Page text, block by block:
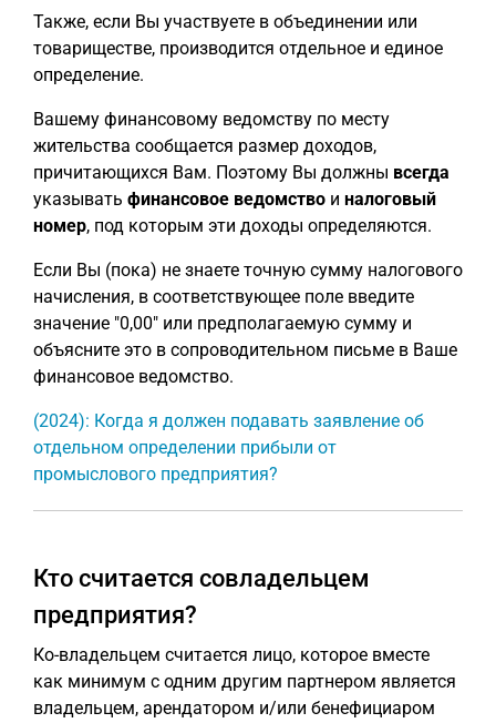
Также, если Вы участвуете в объединении или
товариществе, производится отдельное и единое
определение.
Вашему финансовому ведомству по месту
жительства сообщается размер доходов,
причитающихся Вам. Поэтому Вы должны всегда
указывать финансовое ведомство и налоговый
номер, под которым эти доходы определяются.
Если Вы (пока) не знаете точную сумму налогового
начисления, в соответствующее поле введите
значение "0,00" или предполагаемую сумму и
объясните это в сопроводительном письме в Ваше
финансовое ведомство.
(2024): Когда я должен подавать заявление об
отдельном определении прибыли от
промыслового предприятия?
Кто считается совладельцем
предприятия?
Ко-владельцем считается лицо, которое вместе
как минимум с одним другим партнером является
владельцем, арендатором и/или бенефициаром